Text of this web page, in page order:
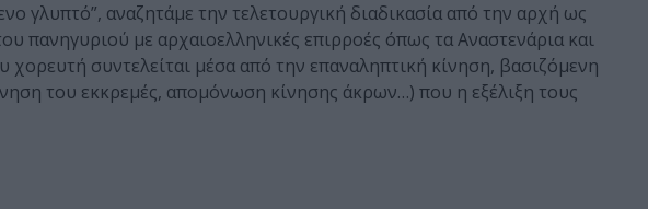
γλυπτό”, αναζητάμε την τελετουργική διαδικασία από την αρχή ως
πανηγυριού με αρχαιοελληνικές επιρροές όπως τα Αναστενάρια και
συντελείται μέσα από την επαναληπτική κίνηση, βασιζόμενη
του εκκρεμές, απομόνωση κίνησης άκρων…) που η εξέλιξη τους